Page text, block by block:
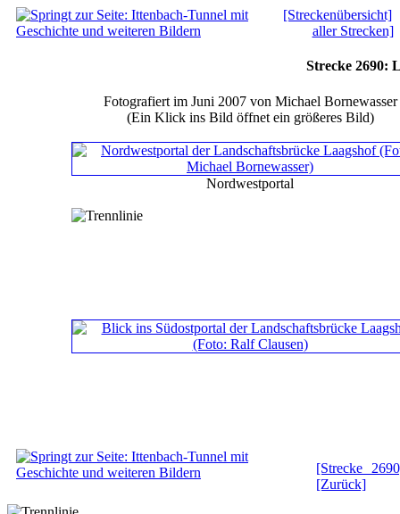
[Streckenübersicht]
aller Strecken]
Strecke 2690:
Fotografiert im Juni 2007 von Michael Bornewasser
(Ein Klick ins Bild öffnet ein größeres Bild)
Nordwestportal
[Strecke
[Zurück]